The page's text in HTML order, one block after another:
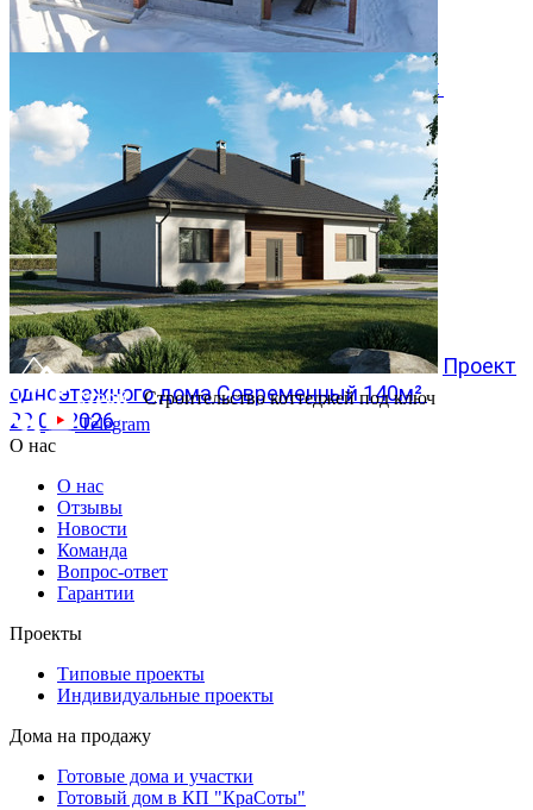
Двухэтажный дом 366м² в КП Заповедник
28.07.2026
Проект
одноэтажного дома Современный 140м²
20.07.2026
Строительство коттеджей под ключ
Telegram
О нас
О нас
Отзывы
Новости
Команда
Вопрос-ответ
Гарантии
Проекты
Типовые проекты
Индивидуальные проекты
Дома на продажу
Готовые дома и участки
Готовый дом в КП "КраСоты"